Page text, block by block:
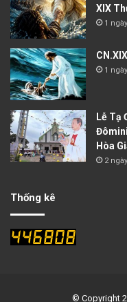
XIX
1 ngày
1 ngày
Lễ Tạ
Hòa
2 ngày
Thống kê
© Copyright